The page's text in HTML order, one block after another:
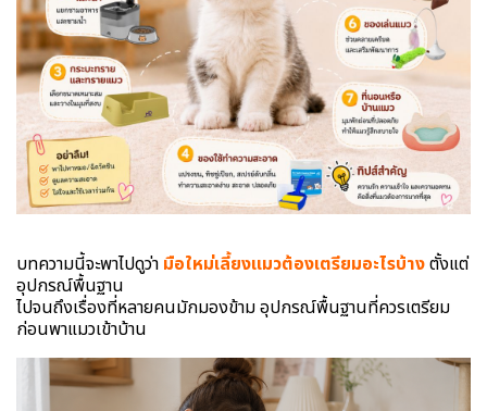
บทความนี้จะพาไปดูว่า มือใหม่เลี้ยงแมวต้องเตรียมอะไรบ้างตั้งแต่
อุปกรณ์พื้นฐาน
ไปจนถึงเรื่องที่หลายคนมักมองข้าม อุปกรณ์พื้นฐานที่ควรเตรียม
ก่อนพาแมวเข้าบ้าน